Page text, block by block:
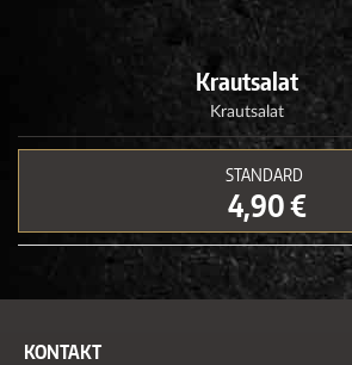
Krautsalat
Krautsalat
STANDARD
4,90 €
KONTAKT